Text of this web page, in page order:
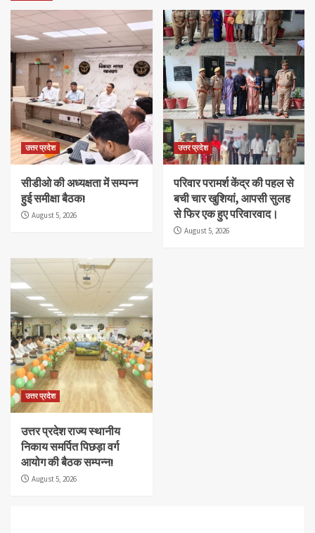
उत्तर प्रदेश
सीडीओ की अध्यक्षता में सम्पन्न
हुई समीक्षा बैठक!
August 5, 2026
उत्तर प्रदेश
परिवार परामर्श केंद्र की पहल से
बची चार खुशियां, आपसी सुलह
से फिर एक हुए परिवारवाद।
August 5, 2026
उत्तर प्रदेश
उत्तर प्रदेश राज्य स्थानीय
निकाय समर्पित पिछड़ा वर्ग
आयोग की बैठक सम्पन्न!
August 5, 2026